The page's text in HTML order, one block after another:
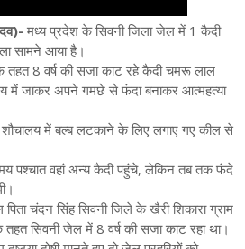
मध्य प्रदेश के सिवनी जिला जेल में 1 कैदी
सामने आया है।
तहत 8 वर्ष की सजा काट रहे कैदी चमरू लाल
में जाकर अपने गमछे से फंदा बनाकर आत्महत्या
शौचालय में बल्ब लटकाने के लिए लगाए गए कील से
पश्चात वहां अन्य कैदी पहुंचे, लेकिन तब तक फंदे
चंदन सिंह सिवनी जिले के खैरी शिकारा ग्राम
सिवनी जेल में 8 वर्ष की सजा काट रहा था।